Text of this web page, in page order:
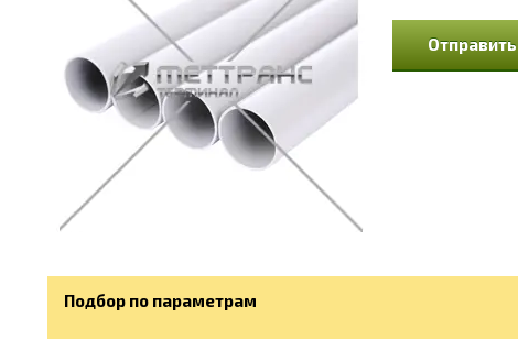
Подбор по параметрам